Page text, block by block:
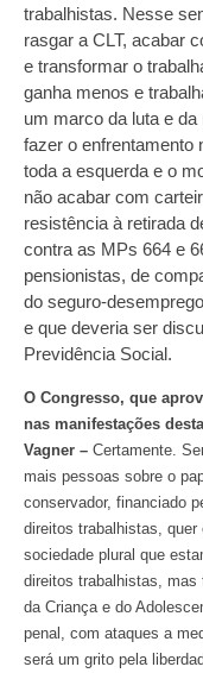
trabalhistas. Nesse
rasgar a CLT, acabar
e transformar o
ganha menos e
um marco da luta e
fazer o enfrentamento
toda a esquerda e o
não acabar com
resistência à retirada
contra as MPs 664 e
pensionistas, de
do seguro-
e que deveria ser
Previdência Social.
O Congresso, que
nas manifestações
Vagner – Certamente.
mais pessoas sobre o
conservador, financiado
direitos trabalhistas,
sociedade plural que
direitos trabalhistas,
da Criança e do
penal, com ataques a
será um grito pela